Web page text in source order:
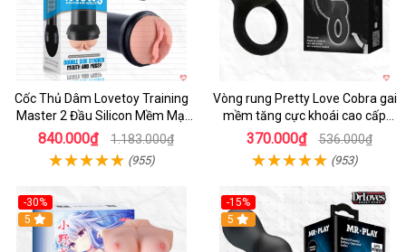
Cốc Thủ Dâm Lovetoy Training
Master 2 Đầu Silicon Mềm Mại
Tiện Lợi
840.000₫ 1.183.000₫
(955)
Vòng rung Pretty Love Cobra gai
mềm tăng cực khoái cao cấp
chính hãng
370.000₫ 536.000₫
(953)
-30%
Hot
5
-15%
Hot
5